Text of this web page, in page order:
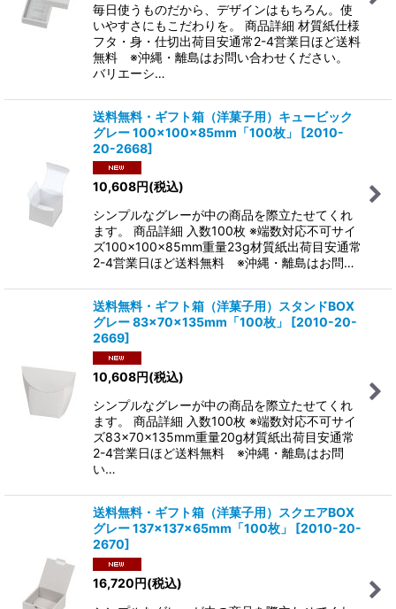
毎日使うものだから、デザインはもちろん。使
いやすさにもこだわりを。 商品詳細 材質紙仕様
フタ・身・仕切出荷目安通常2-4営業日ほど送料
無料 ※沖縄・離島はお問い合わせください。
バリエーシ…
送料無料・ギフト箱（洋菓子用）キュービック
グレー 100×100×85mm「100枚」
[2010-
20-2668]
10,608円(税込)
シンプルなグレーが中の商品を際立たせてくれ
ます。 商品詳細 入数100枚 ※端数対応不可サイ
ズ100×100×85mm重量23g材質紙出荷目安通常
2-4営業日ほど送料無料 ※沖縄・離島はお問…
送料無料・ギフト箱（洋菓子用）スタンドBOX
グレー 83×70×135mm「100枚」
[2010-20-
2669]
10,608円(税込)
シンプルなグレーが中の商品を際立たせてくれ
ます。 商品詳細 入数100枚 ※端数対応不可サイ
ズ83×70×135mm重量20g材質紙出荷目安通常
2-4営業日ほど送料無料 ※沖縄・離島はお問
い…
送料無料・ギフト箱（洋菓子用）スクエアBOX
グレー 137×137×65mm「100枚」
[2010-20-
2670]
16,720円(税込)